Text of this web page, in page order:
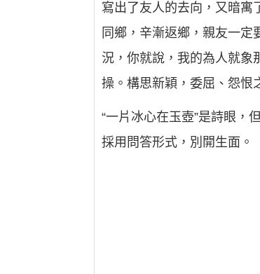
寫出了友人的去向，又暗寓
同鄉，辛漸返鄉，親友一
況，你就說，我的為人就象
操。構思新穎，委屈、怨恨
“一片冰心在玉壺”是詩眼，
採用問答形式，別開生面。